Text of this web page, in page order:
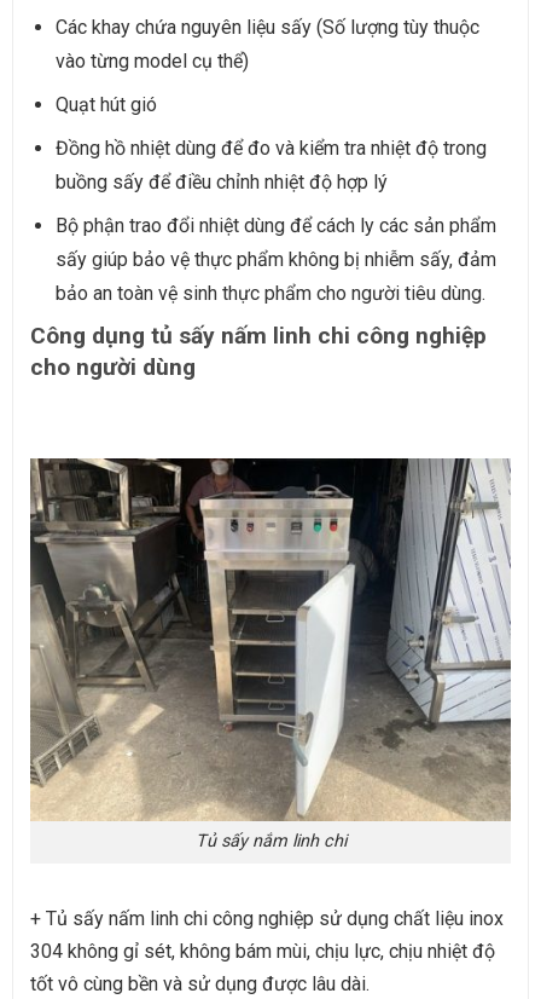
Các khay chứa nguyên liệu sấy (Số lượng tùy thuộc
vào từng model cụ thể)
Quạt hút gió
Đồng hồ nhiệt dùng để đo và kiểm tra nhiệt độ trong
buồng sấy để điều chỉnh nhiệt độ hợp lý
Bộ phận trao đổi nhiệt dùng để cách ly các sản phẩm
sấy giúp bảo vệ thực phẩm không bị nhiễm sấy, đảm
bảo an toàn vệ sinh thực phẩm cho người tiêu dùng.
Công dụng tủ sấy nấm linh chi công nghiệp
cho người dùng
Tủ sấy nắm linh chi
+ Tủ sấy nấm linh chi công nghiệp sử dụng chất liệu inox
304 không gỉ sét, không bám mùi, chịu lực, chịu nhiệt độ
tốt vô cùng bền và sử dụng được lâu dài.